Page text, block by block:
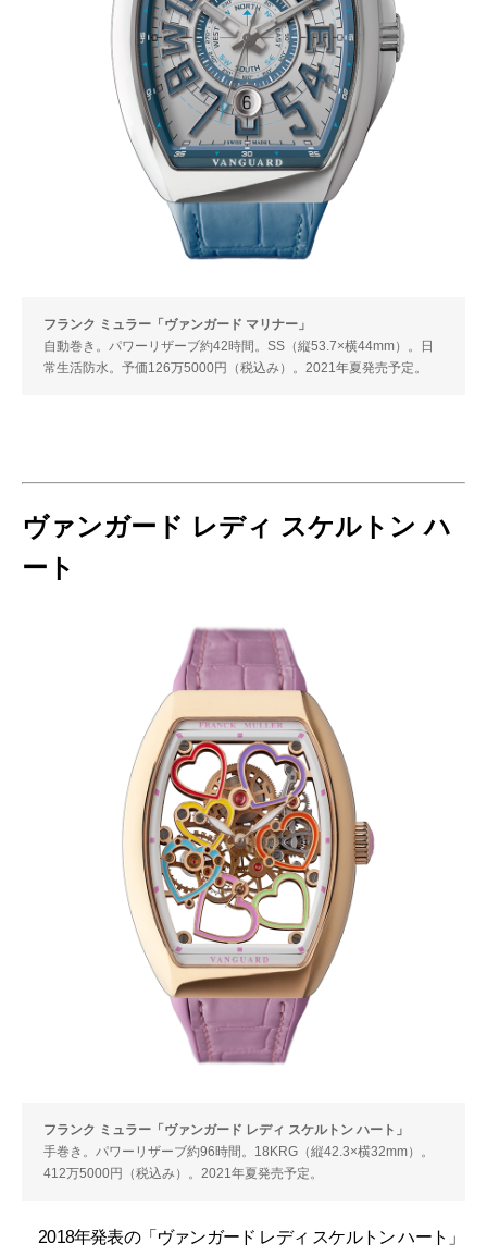
フランク ミュラー「ヴァンガード マリナー」
自動巻き。パワーリザーブ約42時間。SS（縦53.7×横44mm）。日
常生活防水。予価126万5000円（税込み）。2021年夏発売予定。
ヴァンガード レディ スケルトン ハ
ート
フランク ミュラー「ヴァンガード レディ スケルトン ハート」
手巻き。パワーリザーブ約96時間。18KRG（縦42.3×横32mm）。
412万5000円（税込み）。2021年夏発売予定。
2018年発表の「ヴァンガード レディ スケルトン ハート」